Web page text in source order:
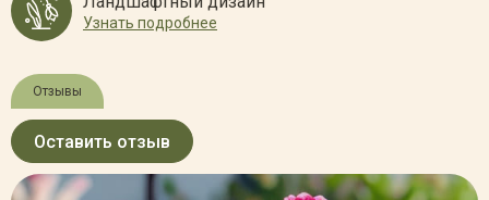
Узнать подробнее
Отзывы
Оставить отзыв